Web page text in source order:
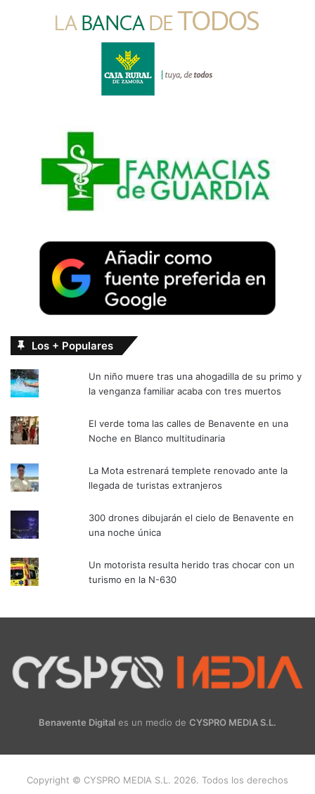
Los + Populares
Un niño muere tras una ahogadilla de su primo y
la venganza familiar acaba con tres muertos
El verde toma las calles de Benavente en una
Noche en Blanco multitudinaria
La Mota estrenará templete renovado ante la
llegada de turistas extranjeros
300 drones dibujarán el cielo de Benavente en
una noche única
Un motorista resulta herido tras chocar con un
turismo en la N-630
Benavente Digital es un medio de CYSPRO MEDIA S.L.
Copyright © CYSPRO MEDIA S.L. 2026. Todos los derechos